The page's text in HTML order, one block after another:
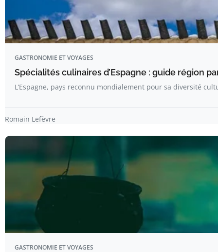
GASTRONOMIE ET VOYAGES
Spécialités culinaires d’Espagne : guide région
L’Espagne, pays reconnu mondialement pour sa diversité
Romain Lefèvre
GASTRONOMIE ET VOYAGES